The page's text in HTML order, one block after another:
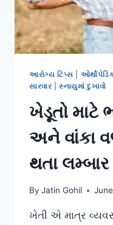
આરોગ્ય ટિપ્સ
સારવાર |સ્નાયુમાં દુખાવો
ખેડૂતો માટે
અને વાંકા
થતા
By Jatin Gohil
ખેતી એ માત્ર